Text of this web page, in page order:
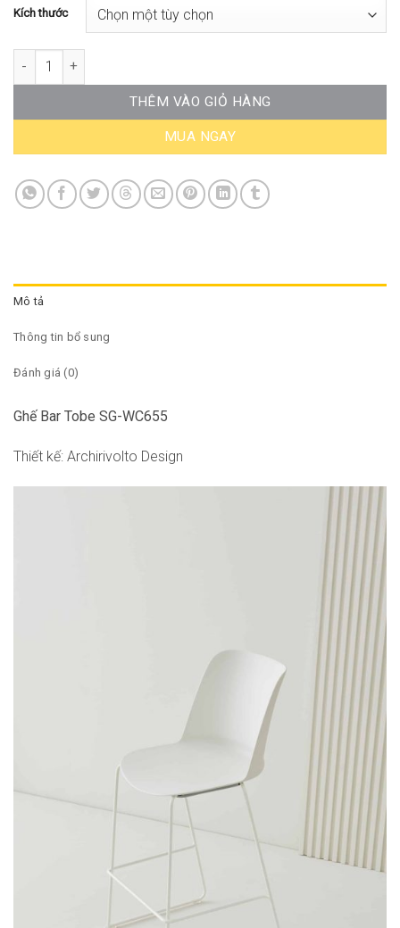
Kích thước
Ghế Bar Tobe SG-WC655 số lượng
THÊM VÀO GIỎ HÀNG
MUA NGAY
Mô tả
Thông tin bổ sung
Đánh giá (0)
Ghế Bar Tobe SG-WC655
Thiết kế: Archirivolto Design